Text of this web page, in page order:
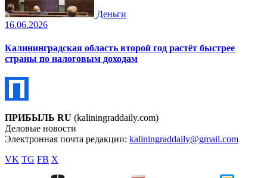
Деньги
16.06.2026
Калининградская область второй год растёт быстрее
страны по налоговым доходам
ПРИБЫЛЬ RU (kaliningraddaily.com)
Деловые новости
Электронная почта редакции: kaliningraddaily@gmail.com
VK TG FB X